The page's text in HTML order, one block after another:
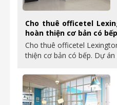
Cho thuê officetel
hoàn thiện cơ bản có bếp
Cho thuê officetel
thiện cơ bản có bếp. Dự